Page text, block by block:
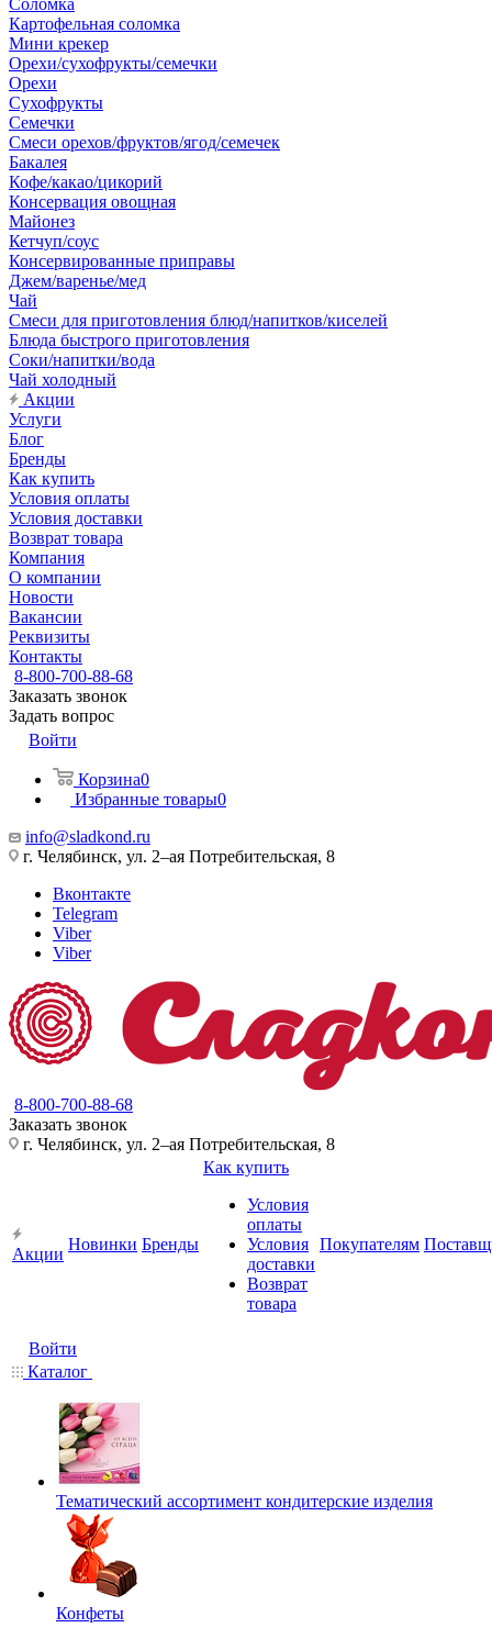
Соломка
Картофельная соломка
Мини крекер
Орехи/сухофрукты/семечки
Орехи
Сухофрукты
Семечки
Смеси орехов/фруктов/ягод/семечек
Бакалея
Кофе/какао/цикорий
Консервация овощная
Майонез
Кетчуп/соус
Консервированные приправы
Джем/варенье/мед
Чай
Смеси для приготовления блюд/напитков/киселей
Блюда быстрого приготовления
Соки/напитки/вода
Чай холодный
Акции
Услуги
Блог
Бренды
Как купить
Условия оплаты
Условия доставки
Возврат товара
Компания
О компании
Новости
Вакансии
Реквизиты
Контакты
8-800-700-88-68
Заказать звонок
Задать вопрос
Войти
Корзина0
Избранные товары0
info@sladkond.ru
г. Челябинск, ул. 2–ая Потребительская, 8
Вконтакте
Telegram
Viber
Viber
8-800-700-88-68
Заказать звонок
г. Челябинск, ул. 2–ая Потребительская, 8
Акции
Новинки Бренды
Как купить
Условия
оплаты
Условия
доставки
Возврат
товара
Покупателям
Войти
Каталог
Тематический ассортимент кондитерские изделия
Конфеты